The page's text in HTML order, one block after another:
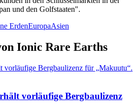
und den Golfstaaten".
ErdenEuropaAsien
Ionic Rare Earths
vorläufige Bergbaulizenz